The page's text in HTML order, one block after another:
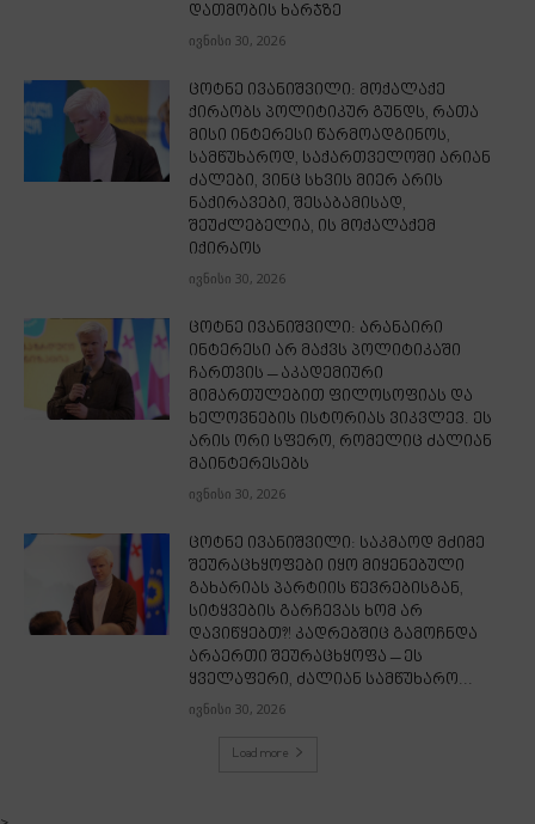
დათმობის ხარჯზე
ივნისი 30, 2026
ცოტნე ივანიშვილი: მოქალაქე
ქირაობს პოლიტიკურ გუნდს, რათა
მისი ინტერესი წარმოადგინოს,
სამწუხაროდ, საქართველოში არიან
ძალები, ვინც სხვის მიერ არის
ნაქირავები, შესაბამისად,
შეუძლებელია, ის მოქალაქემ
იქირაოს
ივნისი 30, 2026
ცოტნე ივანიშვილი: არანაირი
ინტერესი არ მაქვს პოლიტიკაში
ჩართვის – აკადემიური
მიმართულებით ფილოსოფიას და
ხელოვნების ისტორიას ვიკვლევ. ეს
არის ორი სფერო, რომელიც ძალიან
მაინტერესებს
ივნისი 30, 2026
ცოტნე ივანიშვილი: საკმაოდ მძიმე
შეურაცხყოფები იყო მიყენებული
გახარიას პარტიის წევრებისგან,
სიტყვების გარჩევას ხომ არ
დავიწყებთ?! კადრებშიც გამოჩნდა
არაერთი შეურაცხყოფა – ეს
ყველაფერი, ძალიან სამწუხარო...
ივნისი 30, 2026
Load more